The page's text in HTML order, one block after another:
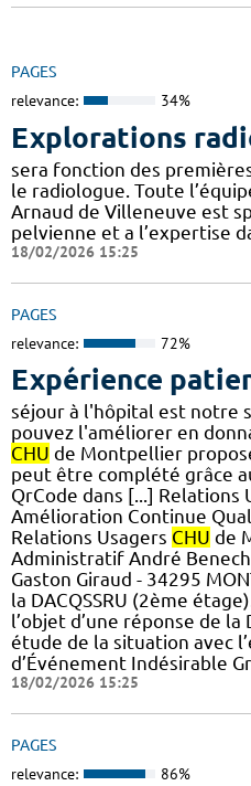
PAGES
relevance: 34%
Explorations
sera fonction des
le radiologue. Toute
Arnaud de Villeneuve est
pelvienne et a l’expertise
18/02/2026 15:25
PAGES
relevance: 72%
Expérience
séjour à l'hôpital est notre
pouvez l'améliorer en
CHU de Montpellier
peut être complété grâce
QrCode dans [...] Relations
Amélioration Continue
Relations Usagers CHU de
Administratif André
Gaston Giraud - 34295
la DACQSSRU (2ème
l’objet d’une réponse de la
étude de la situation avec
d’Événement Indésirable
18/02/2026 15:25
PAGES
relevance: 86%